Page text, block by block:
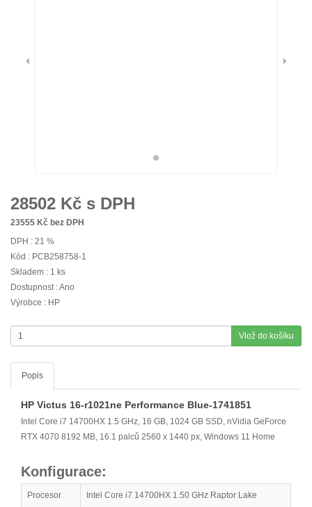
28502 Kč s DPH
23555 Kč bez DPH
DPH : 21 %
Kód : PCB258758-1
Skladem : 1 ks
Dostupnost : Ano
Výrobce : HP
Vlož do košíku
Popis
HP Victus 16-r1021ne Performance Blue-1741851
Intel Core i7 14700HX 1.5 GHz, 16 GB, 1024 GB SSD, nVidia GeForce
RTX 4070 8192 MB, 16.1 palců 2560 x 1440 px, Windows 11 Home
Konfigurace:
Procesor Intel Core i7 14700HX 1.50 GHz Raptor Lake